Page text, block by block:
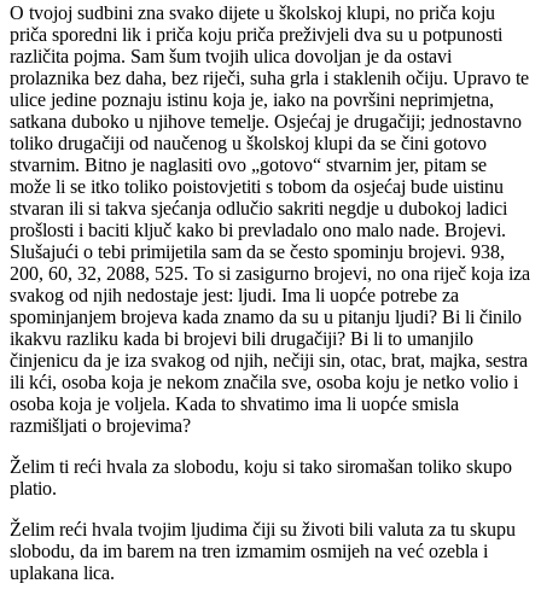
O tvojoj sudbini zna svako dijete u školskoj klupi, no priča koju
priča sporedni lik i priča koju priča preživjeli dva su u potpunosti
različita pojma. Sam šum tvojih ulica dovoljan je da ostavi
prolaznika bez daha, bez riječi, suha grla i staklenih očiju. Upravo te
ulice jedine poznaju istinu koja je, iako na površini neprimjetna,
satkana duboko u njihove temelje. Osjećaj je drugačiji; jednostavno
toliko drugačiji od naučenog u školskoj klupi da se čini gotovo
stvarnim. Bitno je naglasiti ovo „gotovo“ stvarnim jer, pitam se
može li se itko toliko poistovjetiti s tobom da osjećaj bude uistinu
stvaran ili si takva sjećanja odlučio sakriti negdje u dubokoj ladici
prošlosti i baciti ključ kako bi prevladalo ono malo nade. Brojevi.
Slušajući o tebi primijetila sam da se često spominju brojevi. 938,
200, 60, 32, 2088, 525. To si zasigurno brojevi, no ona riječ koja iza
svakog od njih nedostaje jest: ljudi. Ima li uopće potrebe za
spominjanjem brojeva kada znamo da su u pitanju ljudi? Bi li činilo
ikakvu razliku kada bi brojevi bili drugačiji? Bi li to umanjilo
činjenicu da je iza svakog od njih, nečiji sin, otac, brat, majka, sestra
ili kći, osoba koja je nekom značila sve, osoba koju je netko volio i
osoba koja je voljela. Kada to shvatimo ima li uopće smisla
razmišljati o brojevima?
Želim ti reći hvala za slobodu, koju si tako siromašan toliko skupo
platio.
Želim reći hvala tvojim ljudima čiji su životi bili valuta za tu skupu
slobodu, da im barem na tren izmamim osmijeh na već ozebla i
uplakana lica.